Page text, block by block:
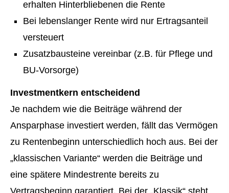
erhalten Hinterbliebenen die Rente
Bei lebenslanger Rente wird nur Ertragsanteil
versteuert
Zusatzbausteine vereinbar (z.B. für Pflege und
BU-Vorsorge)
Investmentkern entscheidend
Je nachdem wie die Beiträge während der
Ansparphase investiert werden, fällt das Vermögen
zu Rentenbeginn unterschiedlich hoch aus. Bei der
„klassischen Variante“ werden die Beiträge und
eine spätere Mindestrente bereits zu
Vertragsbeginn garantiert. Bei der „Klassik“ steht